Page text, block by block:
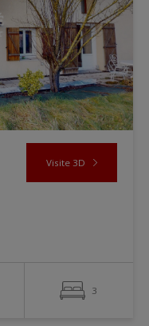
Visite 3D
3